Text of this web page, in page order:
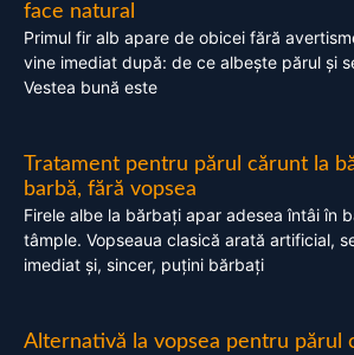
face natural
Primul fir alb apare de obicei fără
vine imediat după: de ce albește părul și
Vestea bună este
Tratament pentru părul cărunt la
barbă, fără vopsea
Firele albe la bărbați apar adesea întâi în
tâmple. Vopseaua clasică arată artificial,
imediat și, sincer, puțini bărbați
Alternativă la vopsea pentru părul